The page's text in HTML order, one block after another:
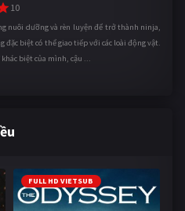
10
nuôi dưỡng và rèn luyện để trở thành ninja,
đặc biệt có thể giao tiếp với các loài động vật.
biệt của mình, cậu ...
FULL HD VIETSUB